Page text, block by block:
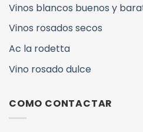
Vinos blancos buenos y
Vinos rosados secos
Ac la rodetta
Vino rosado dulce
COMO CONTACTAR